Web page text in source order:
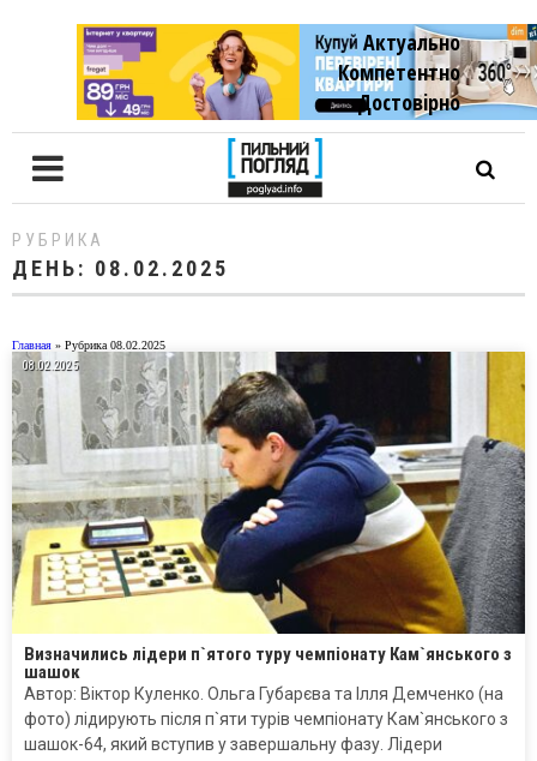
Актуально
Компетентно
Достовiрно
РУБРИКА
ДЕНЬ: 08.02.2025
Главная » Рубрика 08.02.2025
08.02.2025
Визначились лідери п`ятого туру чемпіонату Кам`янського з
шашок
Автор: Віктор Куленко. Ольга Губарєва та Ілля Демченко (на
фото) лідирують після п`яти турів чемпіонату Кам`янського з
шашок-64, який вступив у завершальну фазу. Лідери